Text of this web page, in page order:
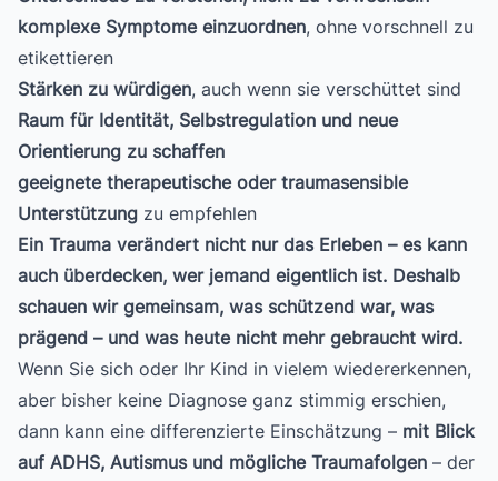
komplexe Symptome einzuordnen, ohne vorschnell zu
etikettieren
Stärken zu würdigen, auch wenn sie verschüttet sind
Raum für Identität, Selbstregulation und neue
Orientierung zu schaffen
geeignete therapeutische oder traumasensible
Unterstützung zu empfehlen
Ein Trauma verändert nicht nur das Erleben – es kann
auch überdecken, wer jemand eigentlich ist. Deshalb
schauen wir gemeinsam, was schützend war, was
prägend – und was heute nicht mehr gebraucht wird.
Wenn Sie sich oder Ihr Kind in vielem wiedererkennen,
aber bisher keine Diagnose ganz stimmig erschien,
dann kann eine differenzierte Einschätzung – mit Blick
auf ADHS, Autismus und mögliche Traumafolgen – der